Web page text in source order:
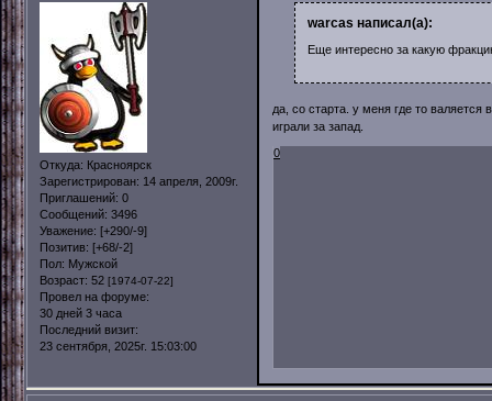
Откуда: Красноярск
Зарегистрирован: 14 апреля, 2009г.
Приглашений: 0
Сообщений: 3496
Уважение: [+290/-9]
Позитив: [+68/-2]
Пол: Мужской
Возраст: 52 [1974-07-22]
Провел на форуме:
30 дней 3 часа
Последний визит:
23 сентября, 2025г. 15:03:00
warcas написал(а):
Еще интересно за какую
да, со старта. у меня где то валяется
играли за запад.
0